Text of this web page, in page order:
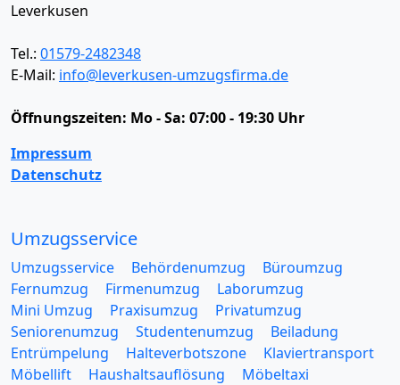
Leverkusen
Tel.: 01579-2482348
E-Mail: info@leverkusen-umzugsfirma.de
Öffnungszeiten: Mo - Sa: 07:00 - 19:30 Uhr
Impressum
Datenschutz
Umzugsservice
Umzugsservice Behördenumzug
Büroumzug
Fernumzug
Firmenumzug
Laborumzug
Mini Umzug
Praxisumzug
Privatumzug
Seniorenumzug
Studentenumzug
Beiladung
Entrümpelung
Halteverbotszone
Klaviertransport
Möbellift
Haushaltsauflösung
Möbeltaxi